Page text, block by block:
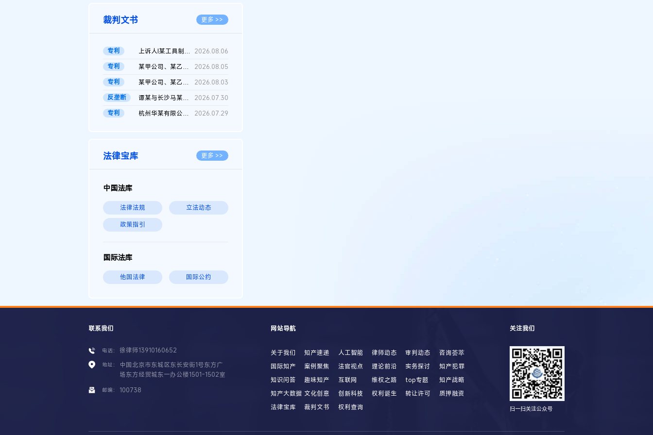
裁判文书 更多 >>
专利 上诉人I某工具制品有限公司与被上诉人程某及一审被告中华人民共和...
2026.08.06
专利
某甲公司、某乙公司、某丙公司申请诉前行为保全复议裁定书
2026.08.05
专利
某甲公司、某乙公司、官某与某丙公司专利申请权权属纠纷 二审判决...
2026.08.03
反垄断
谭某与长沙马某堆农产品股份有限公司滥用市场支配地位纠纷二审裁...
2026.07.30
专利
杭州华某有限公司与菲某有限公司侵害发明专利权纠纷 2026.07.29
法律宝库 更多 >>
中国法库
法律法规 立法动态
政策指引
国际法库
他国法律 国际公约
联系我们
电话： 徐律师13910160652
地址：
中国北京市东城区东长安街1号东方广
场东方经贸城东一办公楼1501-1502室
邮编： 100738
网站导航
关于我们 知产速递 人工智能 律师动态 审判动态
咨询荟萃
国际知产
案例聚焦 法官视点 理论前沿 实务探讨
知产犯罪
知识问答
趣味知产 互联网 维权之路 top专题
知产战略
知产大数据 文化创意 创新科技 权利诞生 转让许可
质押融资
法律宝库
裁判文书 权利查询
关注我们
扫一扫关注公众号